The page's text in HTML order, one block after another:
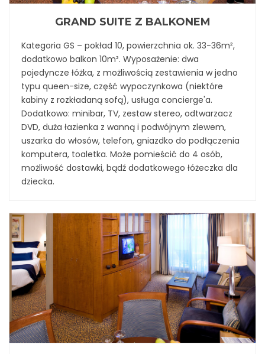
GRAND SUITE Z BALKONEM
Kategoria GS – pokład 10, powierzchnia ok. 33-36m²,
dodatkowo balkon 10m². Wyposażenie: dwa
pojedyncze łóżka, z możliwością zestawienia w jedno
typu queen-size, część wypoczynkowa (niektóre
kabiny z rozkładaną sofą), usługa concierge'a.
Dodatkowo: minibar, TV, zestaw stereo, odtwarzacz
DVD, duża łazienka z wanną i podwójnym zlewem,
uszarka do włosów, telefon, gniazdko do podłączenia
komputera, toaletka. Może pomieścić do 4 osób,
możliwość dostawki, bądź dodatkowego łóżeczka dla
dziecka.